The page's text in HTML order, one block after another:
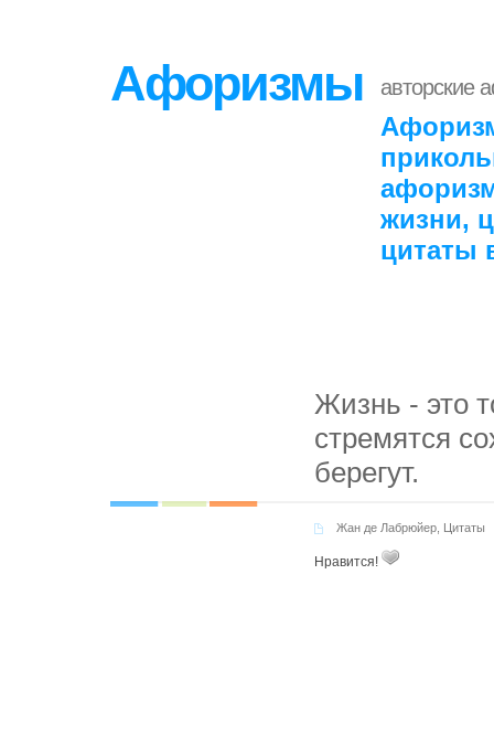
Афоризмы авторские
жизни,
цитаты
Жизнь - это
стремятся
берегут.
Жан де Лабрюйер Цитаты
Нравится!